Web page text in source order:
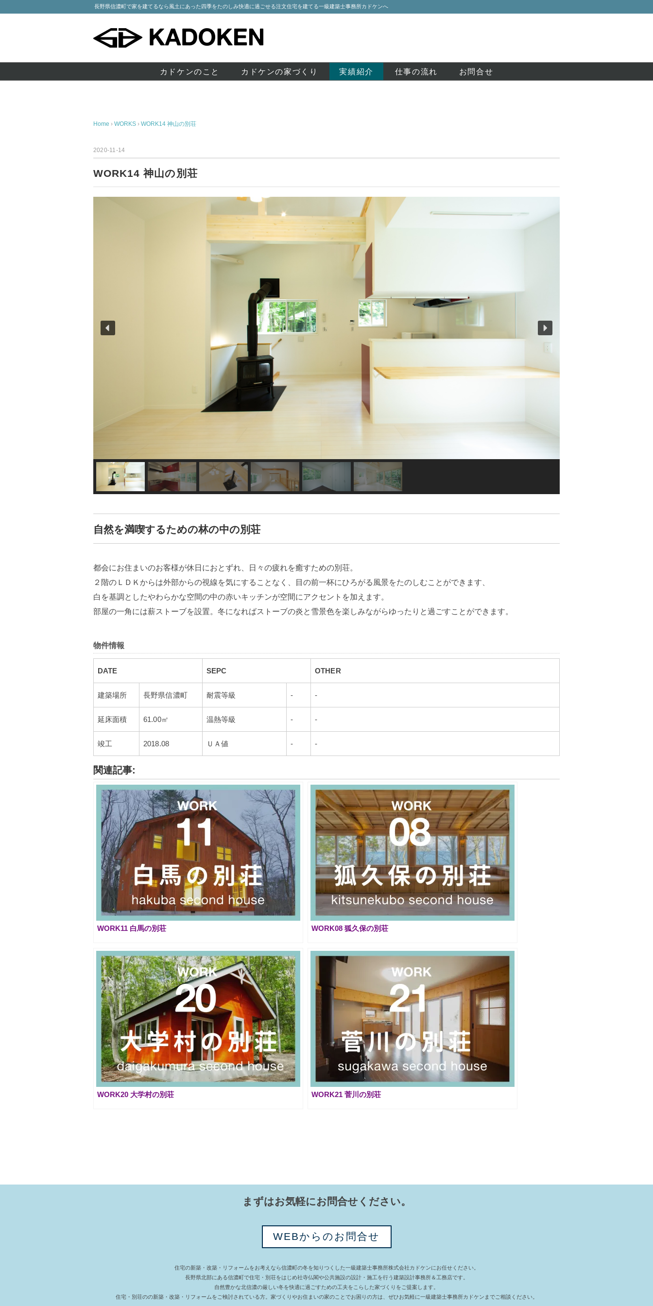
長野県信濃町で家を建てるなら風土にあった四季をたのしみ快適に過ごせる注文住宅を建てる一級建築士事務所カドケンへ
カドケンのこと カドケンの家づくり 実績紹介 仕事の流れ お問合せ
Home › WORKS › WORK14 神山の別荘
2020-11-14
WORK14 神山の別荘
自然を満喫するための林の中の別荘
都会にお住まいのお客様が休日におとずれ、日々の疲れを癒すための別荘。
２階のＬＤＫからは外部からの視線を気にすることなく、目の前一杯にひろがる風景をたのしむことができます、
白を基調としたやわらかな空間の中の赤いキッチンが空間にアクセントを加えます。
部屋の一角には薪ストーブを設置。冬になればストーブの炎と雪景色を楽しみながらゆったりと過ごすことができます。
物件情報
DATE SEPC OTHER
建築場所 長野県信濃町 耐震等級 - -
延床面積 61.00㎡ 温熱等級 - -
竣工 2018.08 ＵＡ値 - -
関連記事:
WORK11 白馬の別荘 WORK08 狐久保の別荘
WORK20 大学村の別荘 WORK21 菅川の別荘
まずはお気軽にお問合せください。
WEBからのお問合せ
住宅の新築・改築・リフォームをお考えなら信濃町の冬を知りつくした一級建築士事務所株式会社カドケンにお任せください。
長野県北部にある信濃町で住宅・別荘をはじめ社寺仏閣や公共施設の設計・施工を行う建築設計事務所＆工務店です。
自然豊かな北信濃の厳しい冬を快適に過ごすための工夫をこらした家づくりをご提案します。
住宅・別荘のの新築・改築・リフォームをご検討されている方。家づくりやお住まいの家のことでお困りの方は、ぜひお気軽に一級建築士事務所カドケンまでご相談ください。